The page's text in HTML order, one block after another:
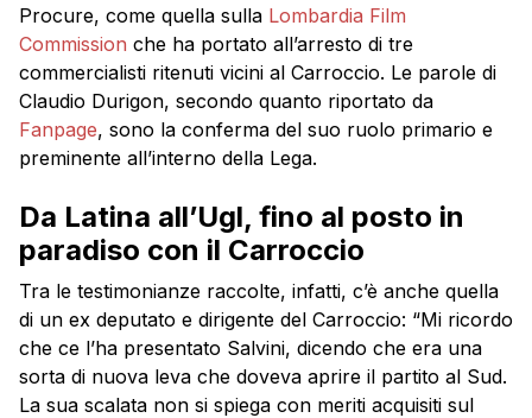
Procure, come quella sulla Lombardia Film
Commission che ha portato all’arresto di tre
commercialisti ritenuti vicini al Carroccio. Le parole di
Claudio Durigon, secondo quanto riportato da
Fanpage, sono la conferma del suo ruolo primario e
preminente all’interno della Lega.
Da Latina all’Ugl, fino al posto in
paradiso con il Carroccio
Tra le testimonianze raccolte, infatti, c’è anche quella
di un ex deputato e dirigente del Carroccio: “Mi ricordo
che ce l’ha presentato Salvini, dicendo che era una
sorta di nuova leva che doveva aprire il partito al Sud.
La sua scalata non si spiega con meriti acquisiti sul